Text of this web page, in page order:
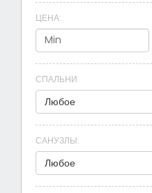
ЦЕНА:
СПАЛЬНИ:
Любое
САНУЗЛЫ:
Любое